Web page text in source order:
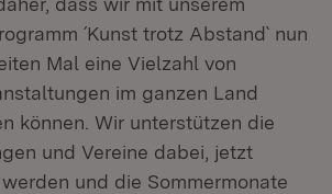
´Kunst trotz Abstand` nun
Mal eine Vielzahl von
im ganzen Land
können. Wir unterstützen die
und Vereine dabei, jetzt
und die Sommermonate